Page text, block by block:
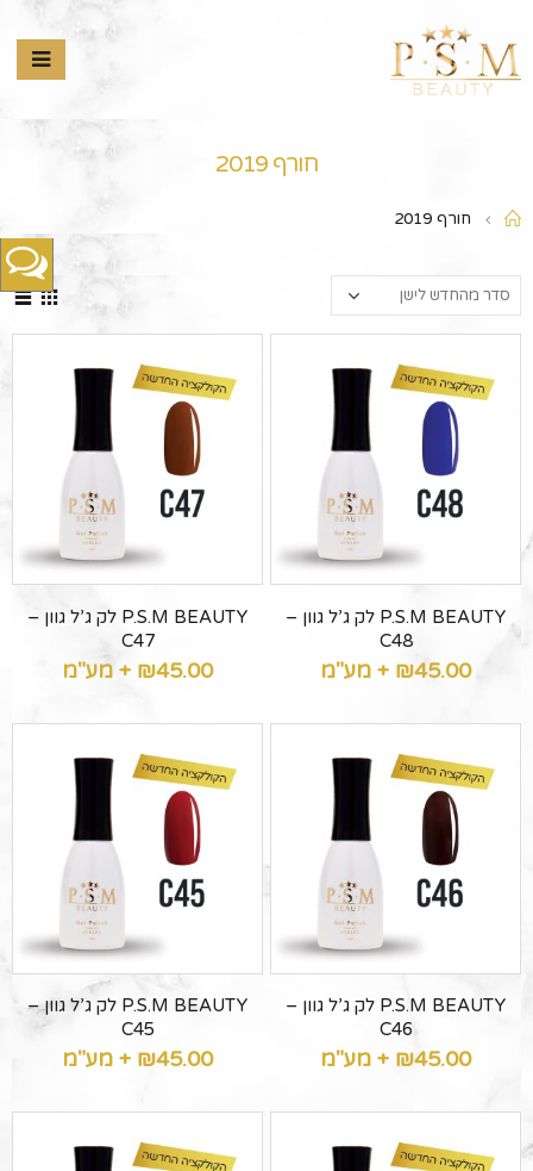
חורף 2019
חורף 2019
P.S.M BEAUTY לק ג’ל גוון –
C48
₪45.00 + מע"מ
P.S.M BEAUTY לק ג’ל גוון –
C47
₪45.00 + מע"מ
P.S.M BEAUTY לק ג’ל גוון –
C46
₪45.00 + מע"מ
P.S.M BEAUTY לק ג’ל גוון –
C45
₪45.00 + מע"מ